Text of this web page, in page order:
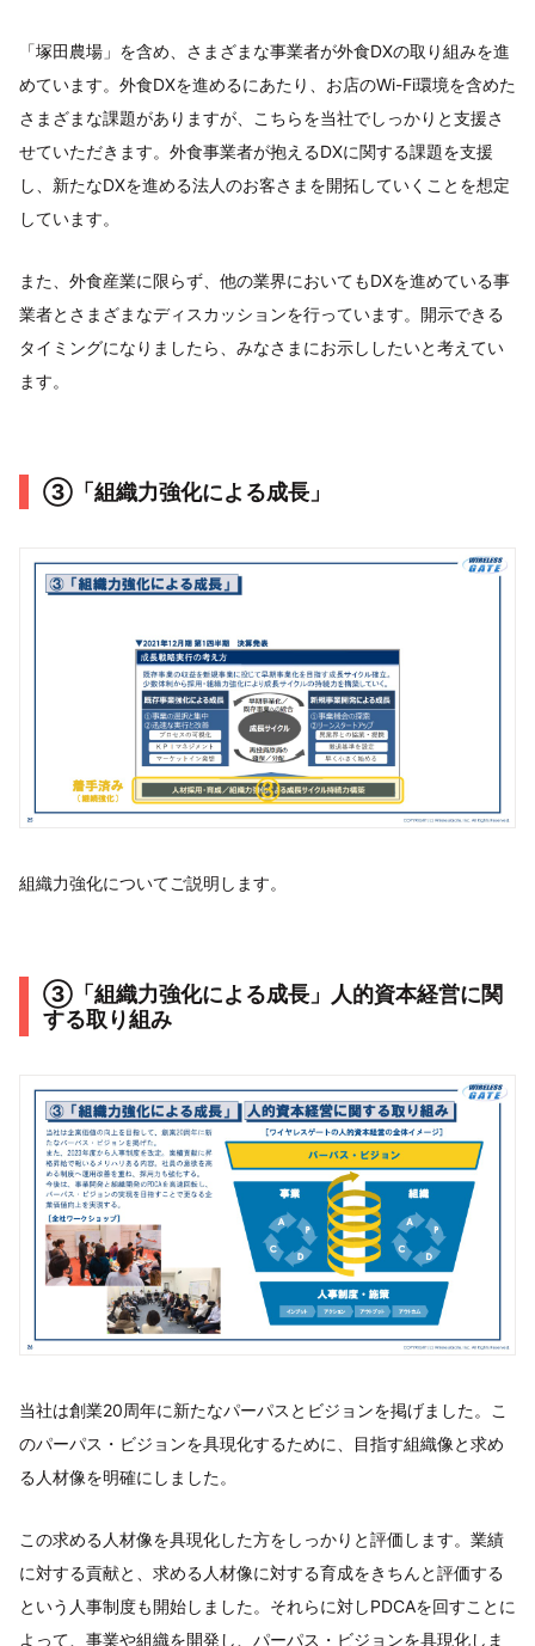
「塚田農場」を含め、さまざまな事業者が外食DXの取り組みを進
めています。外食DXを進めるにあたり、お店のWi-Fi環境を含めた
さまざまな課題がありますが、こちらを当社でしっかりと支援さ
せていただきます。外食事業者が抱えるDXに関する課題を支援
し、新たなDXを進める法人のお客さまを開拓していくことを想定
しています。
また、外食産業に限らず、他の業界においてもDXを進めている事
業者とさまざまなディスカッションを行っています。開示できる
タイミングになりましたら、みなさまにお示ししたいと考えてい
ます。
③「組織力強化による成長」
組織力強化についてご説明します。
③「組織力強化による成長」人的資本経営に関
する取り組み
当社は創業20周年に新たなパーパスとビジョンを掲げました。こ
のパーパス・ビジョンを具現化するために、目指す組織像と求め
る人材像を明確にしました。
この求める人材像を具現化した方をしっかりと評価します。業績
に対する貢献と、求める人材像に対する育成をきちんと評価する
という人事制度も開始しました。それらに対しPDCAを回すことに
よって、事業や組織を開発し、パーパス・ビジョンを具現化しま